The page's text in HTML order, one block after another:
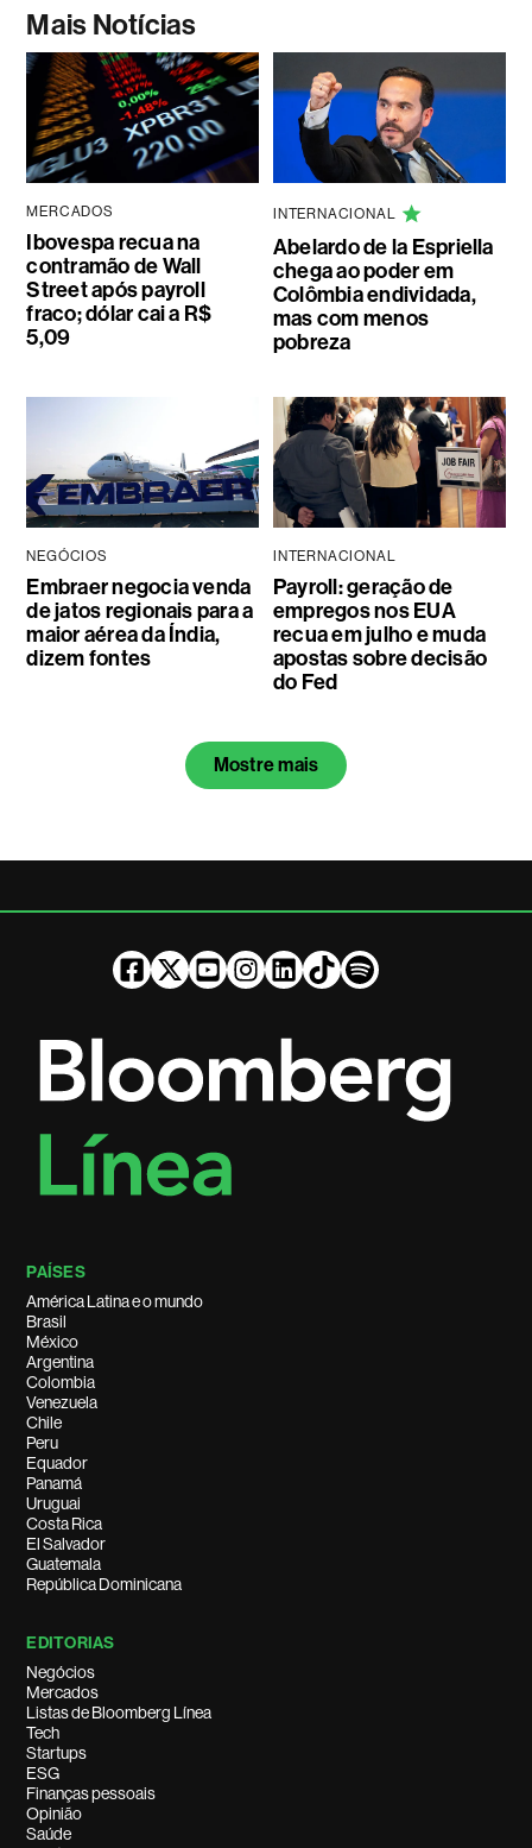
Mais Notícias
MERCADOS
Ibovespa recua na
contramão de Wall
Street após payroll
fraco; dólar cai a R$
5,09
INTERNACIONAL
Abelardo de la Espriella
chega ao poder em
Colômbia endividada,
mas com menos
pobreza
NEGÓCIOS
Embraer negocia venda
de jatos regionais para a
maior aérea da Índia,
dizem fontes
INTERNACIONAL
Payroll: geração de
empregos nos EUA
recua em julho e muda
apostas sobre decisão
do Fed
Mostre mais
PAÍSES
América Latina e o mundo
Brasil
México
Argentina
Colombia
Venezuela
Chile
Peru
Equador
Panamá
Uruguai
Costa Rica
El Salvador
Guatemala
República Dominicana
EDITORIAS
Negócios
Mercados
Listas de Bloomberg Línea
Tech
Startups
ESG
Finanças pessoais
Opinião
Saúde